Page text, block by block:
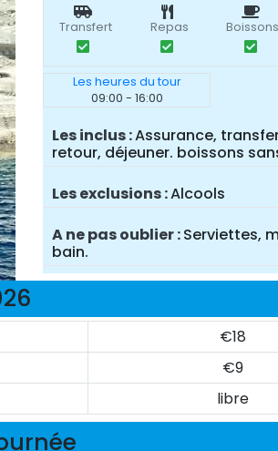
Transfert Repas Boissons
Les heures du tour
09:00 - 16:00
Les inclus Assurance,
retour, déjeuner. boissons
Les exclusions Alcools
A ne pas oublier Serviettes,
bain.
€18
€9
libre